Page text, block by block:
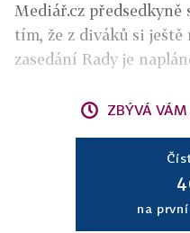
Mediář.cz
tím, že z diváků si
zasedání Rady je
ZBÝVÁ VÁM
na